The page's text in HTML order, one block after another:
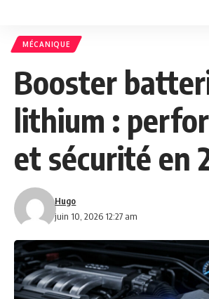
MÉCANIQUE
Booster
lithium :
et sécurité en
juin 10, 2026 12:27 am
Hugo